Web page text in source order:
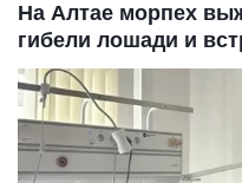
На Алтае морпех
гибели лошади и